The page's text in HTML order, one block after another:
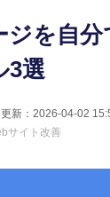
ジを自
3選
更新： 2026-04-02
サイト改善